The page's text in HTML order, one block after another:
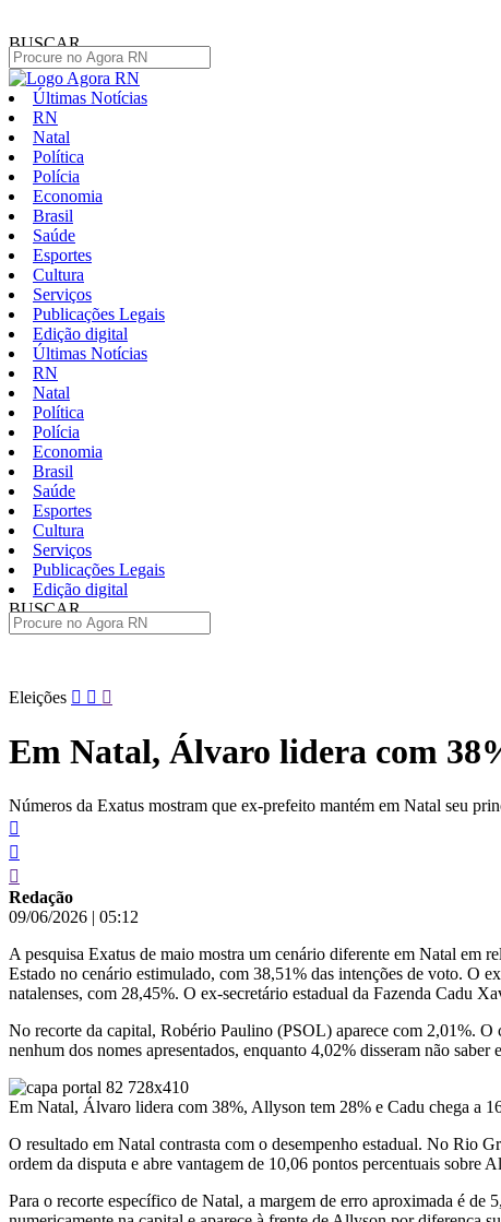
BUSCAR
Últimas Notícias
RN
Natal
Política
Polícia
Economia
Brasil
Saúde
Esportes
Cultura
Serviços
Publicações Legais
Edição digital
Últimas Notícias
RN
Natal
Política
Polícia
Economia
Brasil
Saúde
Esportes
Cultura
Serviços
Publicações Legais
Edição digital
BUSCAR
Pular
conteúdo
Eleições
Em Natal, Álvaro lidera com
Números da Exatus mostram que ex-prefeito mantém em Natal seu
Redação
09/06/2026 | 05:12
A pesquisa Exatus de maio mostra um cenário diferente em Natal
Estado no cenário estimulado, com 38,51% das intenções de voto. O
natalenses, com 28,45%. O ex-secretário estadual da Fazenda Cadu
No recorte da capital, Robério Paulino (PSOL) aparece com 2,01%.
nenhum dos nomes apresentados, enquanto 4,02% disseram não saber
Em Natal, Álvaro lidera com 38%, Allyson tem 28% e Cadu chega a
O resultado em Natal contrasta com o desempenho estadual. No
ordem da disputa e abre vantagem de 10,06 pontos percentuais
Para o recorte específico de Natal, a margem de erro aproximada é